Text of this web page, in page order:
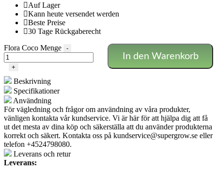
Auf Lager
Kann heute versendet werden
Beste Preise
30 Tage Rückgaberecht
Flora Coco Menge
-
+
In den Warenkorb
Beskrivning
Specifikationer
Användning
För vägledning och frågor om användning av våra produkter,
vänligen kontakta vår kundservice. Vi är här för att hjälpa dig att få
ut det mesta av dina köp och säkerställa att du använder produkterna
korrekt och säkert. Kontakta oss på kundservice@supergrow.se eller
telefon +4524798080.
Leverans och retur
Leverans: